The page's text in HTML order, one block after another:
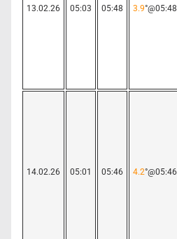
13.02.26 05:03 05:48 3.9°@05:48
14.02.26 05:01 05:46 4.2°@05:46